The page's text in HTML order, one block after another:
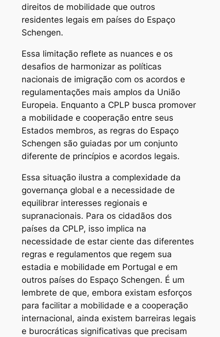
direitos de mobilidade que outros
residentes legais em países do Espaço
Schengen.
Essa limitação reflete as nuances e os
desafios de harmonizar as políticas
nacionais de imigração com os acordos e
regulamentações mais amplos da União
Europeia. Enquanto a CPLP busca promover
a mobilidade e cooperação entre seus
Estados membros, as regras do Espaço
Schengen são guiadas por um conjunto
diferente de princípios e acordos legais.
Essa situação ilustra a complexidade da
governança global e a necessidade de
equilibrar interesses regionais e
supranacionais. Para os cidadãos dos
países da CPLP, isso implica na
necessidade de estar ciente das diferentes
regras e regulamentos que regem sua
estadia e mobilidade em Portugal e em
outros países do Espaço Schengen. É um
lembrete de que, embora existam esforços
para facilitar a mobilidade e a cooperação
internacional, ainda existem barreiras legais
e burocráticas significativas que precisam